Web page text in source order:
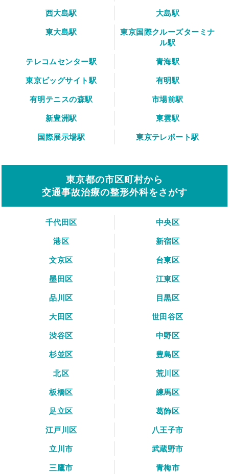
西大島駅
大島駅
東大島駅
東京国際クルーズターミナ
ル駅
テレコムセンター駅
青海駅
東京ビッグサイト駅
有明駅
有明テニスの森駅
市場前駅
新豊洲駅
東雲駅
国際展示場駅
東京テレポート駅
東京都の市区町村から
交通事故治療の整形外科をさがす
千代田区
中央区
港区
新宿区
文京区
台東区
墨田区
江東区
品川区
目黒区
大田区
世田谷区
渋谷区
中野区
杉並区
豊島区
北区
荒川区
板橋区
練馬区
足立区
葛飾区
江戸川区
八王子市
立川市
武蔵野市
三鷹市
青梅市